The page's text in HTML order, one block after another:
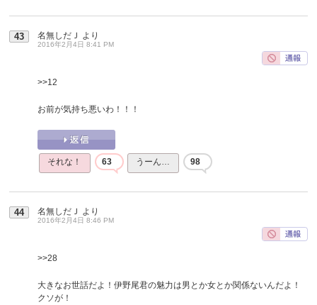
43 名無しだＪ より
2016年2月4日 8:41 PM
>>12
お前が気持ち悪いわ！！！
それな！ 63 うーん… 98
44 名無しだＪ より
2016年2月4日 8:46 PM
>>28
大きなお世話だよ！伊野尾君の魅力は男とか女とか関係ないんだよ！
クソが！